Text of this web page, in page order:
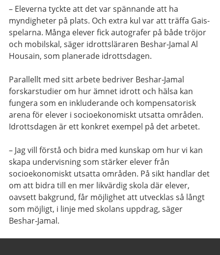
– Eleverna tyckte att det var spännande att ha
myndigheter på plats. Och extra kul var att träffa Gais-
spelarna. Många elever fick autografer på både tröjor
och mobilskal, säger idrottsläraren Beshar‑Jamal Al
Housain, som planerade idrottsdagen.
Parallellt med sitt arbete bedriver Beshar‑Jamal
forskarstudier om hur ämnet idrott och hälsa kan
fungera som en inkluderande och kompensatorisk
arena för elever i socioekonomiskt utsatta områden.
Idrottsdagen är ett konkret exempel på det arbetet.
– Jag vill förstå och bidra med kunskap om hur vi kan
skapa undervisning som stärker elever från
socioekonomiskt utsatta områden. På sikt handlar det
om att bidra till en mer likvärdig skola där elever,
oavsett bakgrund, får möjlighet att utvecklas så långt
som möjligt, i linje med skolans uppdrag, säger
Beshar‑Jamal.